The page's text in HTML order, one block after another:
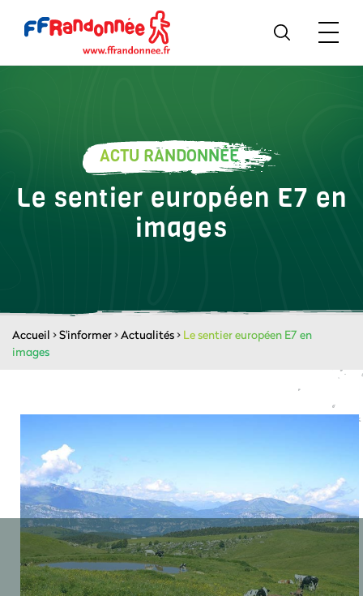
ACTU RANDONNÉE
Le sentier européen E7 en
images
Accueil >S'informer>Actualités> Le sentier européen E7 en
images